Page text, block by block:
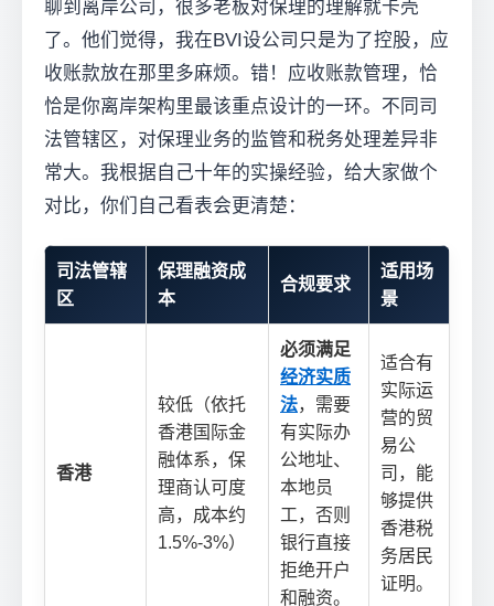
聊到离岸公司，很多老板对保理的理解就卡壳
了。他们觉得，我在BVI设公司只是为了控股，应
收账款放在那里多麻烦。错！应收账款管理，恰
恰是你离岸架构里最该重点设计的一环。不同司
法管辖区，对保理业务的监管和税务处理差异非
常大。我根据自己十年的实操经验，给大家做个
对比，你们自己看表会更清楚：
司法管辖
区
保理融资成
本
合规要求
适用场
景
香港
较低（依托
香港国际金
融体系，保
理商认可度
高，成本约
1.5%-3%）
必须满足
经济实质
法，需要
有实际办
公地址、
本地员
工，否则
银行直接
拒绝开户
和融资。
适合有
实际运
营的贸
易公
司，能
够提供
香港税
务居民
证明。